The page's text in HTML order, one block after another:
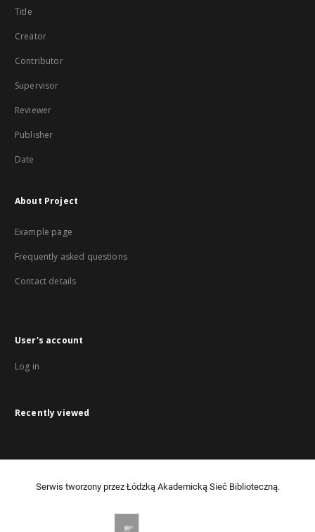
Title
Creator
Contributor
Supervisor
Reviewer
Publisher
Date
About Project
Example page
Frequently asked questions
Contact details
User's account
Log in
Recently viewed
Serwis tworzony przez Łódzką Akademicką Sieć Biblioteczną.